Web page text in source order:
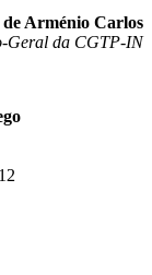
Arménio Carlos
Geral da CGTP-IN